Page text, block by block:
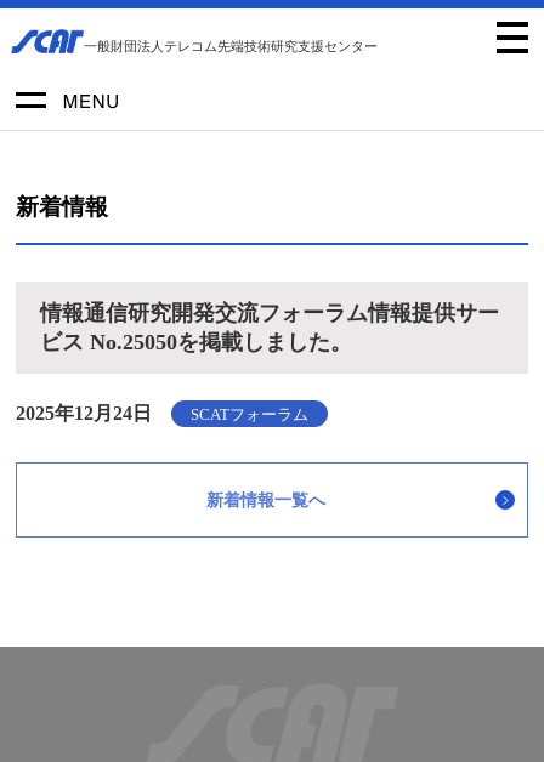
一般財団法人テレコム先端技術研究支援センター
新着情報
情報通信研究開発交流フォーラム情報提供サー
ビス No.25050を掲載しました。
2025年12月24日 SCATフォーラム
新着情報一覧へ